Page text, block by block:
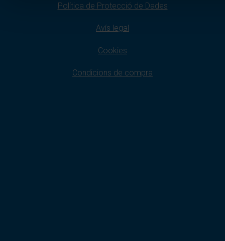
Política de Protecció de Dades
Avís legal
Cookies
Condicions de compra